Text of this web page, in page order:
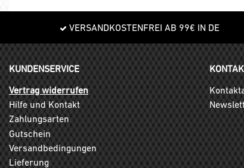
VERSANDKOSTENFREI AB 99€ IN DE
KUNDENSERVICE
Vertrag widerrufen
Hilfe und Kontakt
Zahlungsarten
Gutschein
Versandbedingungen
Lieferung